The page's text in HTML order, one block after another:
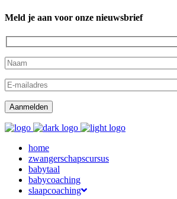
Meld je aan voor onze nieuwsbrief
home
zwangerschapscursus
babytaal
babycoaching
slaapcoaching